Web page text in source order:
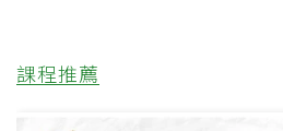
課程推薦